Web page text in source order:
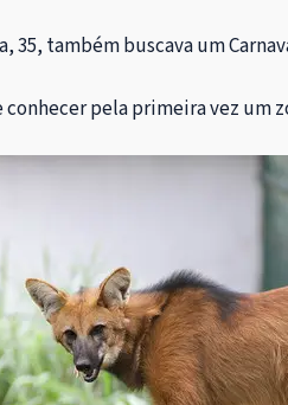
35, também buscava um
pela primeira vez um